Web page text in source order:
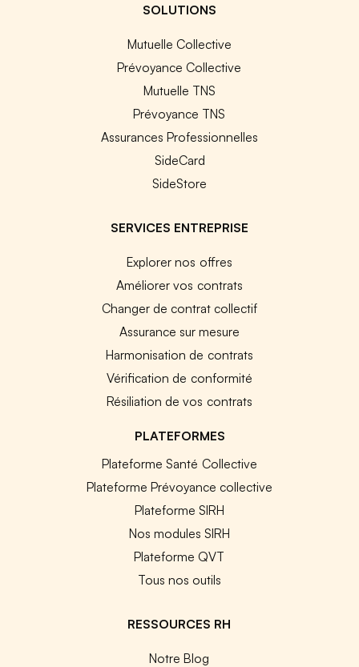
SOLUTIONS
Mutuelle Collective
Prévoyance Collective
Mutuelle TNS
Prévoyance TNS
Assurances Professionnelles
SideCard
SideStore
SERVICES ENTREPRISE
Explorer nos offres
Améliorer vos contrats
Changer de contrat collectif
Assurance sur mesure
Harmonisation de contrats
Vérification de conformité
Résiliation de vos contrats
PLATEFORMES
Plateforme Santé Collective
Plateforme Prévoyance collective
Plateforme SIRH
Nos modules SIRH
Plateforme QVT
Tous nos outils
RESSOURCES RH
Notre Blog